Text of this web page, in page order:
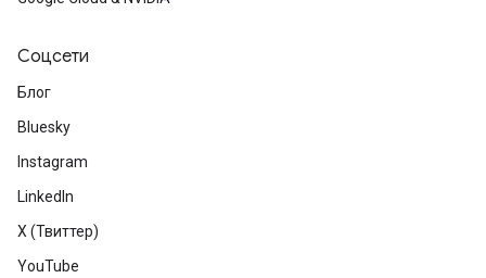
Соцсети
Блог
Bluesky
Instagram
LinkedIn
X (Твиттер)
YouTube